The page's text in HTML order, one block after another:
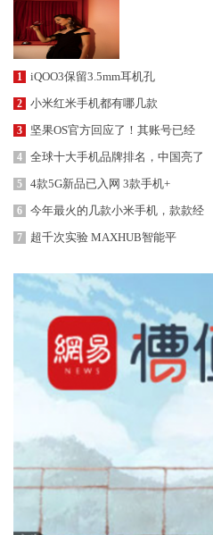
1 iQOO3保留3.5mm耳机孔
2 小米红米手机都有哪几款
3 坚果OS官方回应了！其账号已经
4 全球十大手机品牌排名，中国亮了
5 4款5G新品已入网 3款手机+
6 今年最火的几款小米手机，款款经
7 超千次实验 MAXHUB智能平